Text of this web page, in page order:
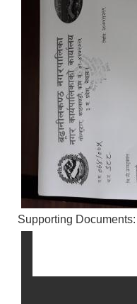
Supporting Documents: